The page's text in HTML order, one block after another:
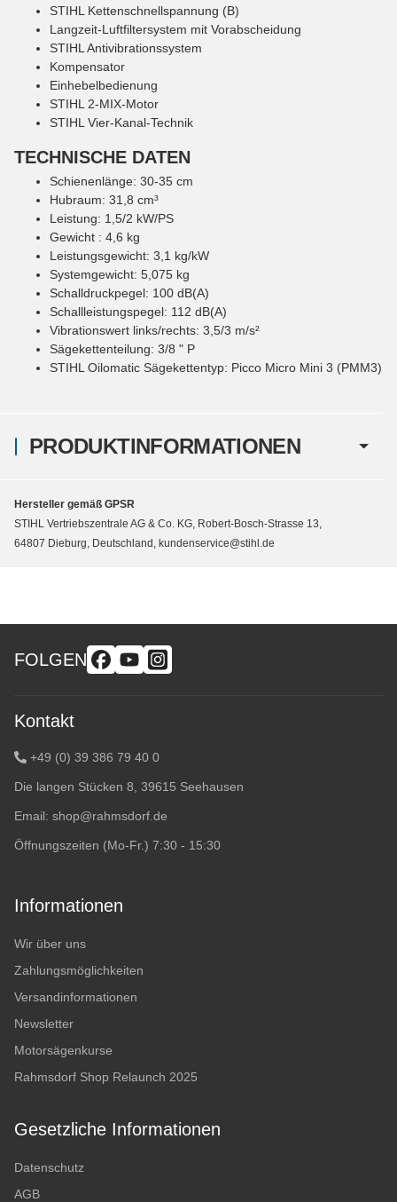
PRODUKTINFORMATIONEN
STIHL Kettenschnellspannung (B)
Langzeit-Luftfiltersystem mit Vorabscheidung
STIHL Antivibrationssystem
Kompensator
Einhebelbedienung
STIHL 2-MIX-Motor
STIHL Vier-Kanal-Technik
TECHNISCHE DATEN
Schienenlänge: 30-35 cm
Hubraum: 31,8 cm³
Leistung: 1,5/2 kW/PS
Gewicht : 4,6 kg
Leistungsgewicht: 3,1 kg/kW
Systemgewicht: 5,075 kg
Schalldruckpegel: 100 dB(A)
Schallleistungspegel: 112 dB(A)
Vibrationswert links/rechts: 3,5/3 m/s²
Sägekettenteilung: 3/8 " P
STIHL Oilomatic Sägekettentyp: Picco Micro Mini 3 (PMM3)
Hersteller gemäß GPSR
STIHL Vertriebszentrale AG & Co. KG, Robert-Bosch-Strasse 13,
64807 Dieburg, Deutschland, kundenservice@stihl.de
FOLGEN
Kontakt
+49 (0) 39 386 79 40 0
Die langen Stücken 8, 39615 Seehausen
Email: shop@rahmsdorf.de
Öffnungszeiten (Mo-Fr.) 7:30 - 15:30
Informationen
Wir über uns
Zahlungsmöglichkeiten
Versandinformationen
Newsletter
Motorsägenkurse
Rahmsdorf Shop Relaunch 2025
Gesetzliche Informationen
Datenschutz
AGB